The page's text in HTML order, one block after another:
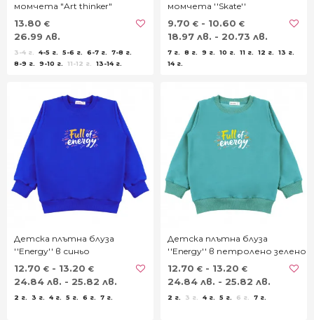
момчета "Art thinker"
13.80 €
26.99 лв.
3-4 г. 4-5 г. 5-6 г. 6-7 г.
7-8 г.
8-9 г.
9-10 г. 11-12 г. 13-14 г.
момчета ''Skate''
9.70 € - 10.60 €
18.97 лв. - 20.73 лв.
7 г. 8 г. 9 г. 10 г. 11 г. 12 г.
13 г.
14 г.
Детска плътна блуза
''Energy'' в синьо
12.70 € - 13.20 €
24.84 лв. - 25.82 лв.
2 г. 3 г. 4 г. 5 г. 6 г. 7 г.
Детска плътна блуза
''Energy'' в петролено зелено
12.70 € - 13.20 €
24.84 лв. - 25.82 лв.
2 г. 3 г. 4 г. 5 г. 6 г. 7 г.